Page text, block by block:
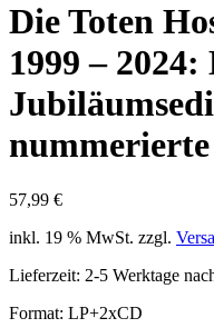
Die Toten
1999 –
57,99 €
inkl. 19 % MwSt. zzgl.
Lieferzeit: 2-5 Werktage
Format: LP+2xCD